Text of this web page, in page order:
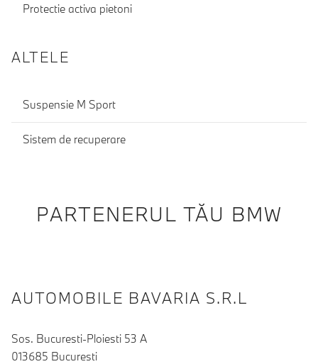
Protectie activa pietoni
ALTELE
Suspensie M Sport
Sistem de recuperare
PARTENERUL TĂU BMW
AUTOMOBILE BAVARIA S.R.L
Sos. Bucuresti-Ploiesti 53 A
013685 Bucuresti